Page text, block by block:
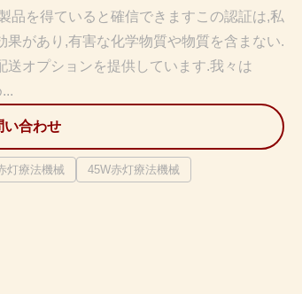
品を得ていると確信できますこの認証は,私
があり,有害な化学物質や物質を含まない.
オプションを提供しています.我々は
い合わせ
灯療法機械 45W赤灯療法機械